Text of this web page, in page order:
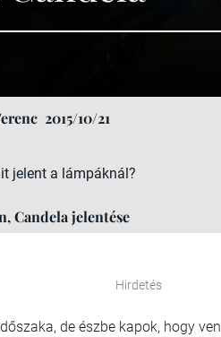
2015/10/21
jelent a lámpáknál?
Candela jelentése
Hirdetés
de észbe kapok, hogy